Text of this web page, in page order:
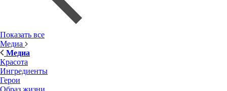
Показать все
Медиа
Медиа
Красота
Ингредиенты
Герои
Образ жизни